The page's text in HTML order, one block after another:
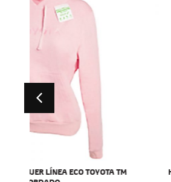
HOODIE ROSADO MUJER LÍNEA